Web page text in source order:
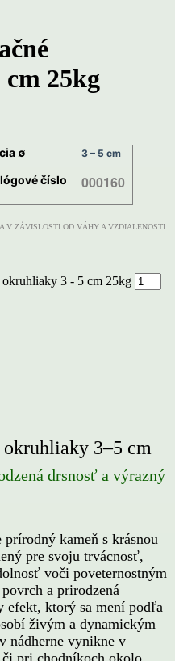
25kg
∅
číslo
3 – 5 cm
000160
V ZÁVISLOSTI OD VÁHY A VZDIALENOSTI
okruhliaky 3 - 5 cm 25kg
okruhliaky 3–5 cm
drsnosť a výrazný
kameň s krásnou
pre svoju trvácnosť,
voči poveternostným
a prirodzená
efekt, ktorý sa mení podľa
živým a dynamickým
nádherne vynikne v
či pri chodníkoch okolo